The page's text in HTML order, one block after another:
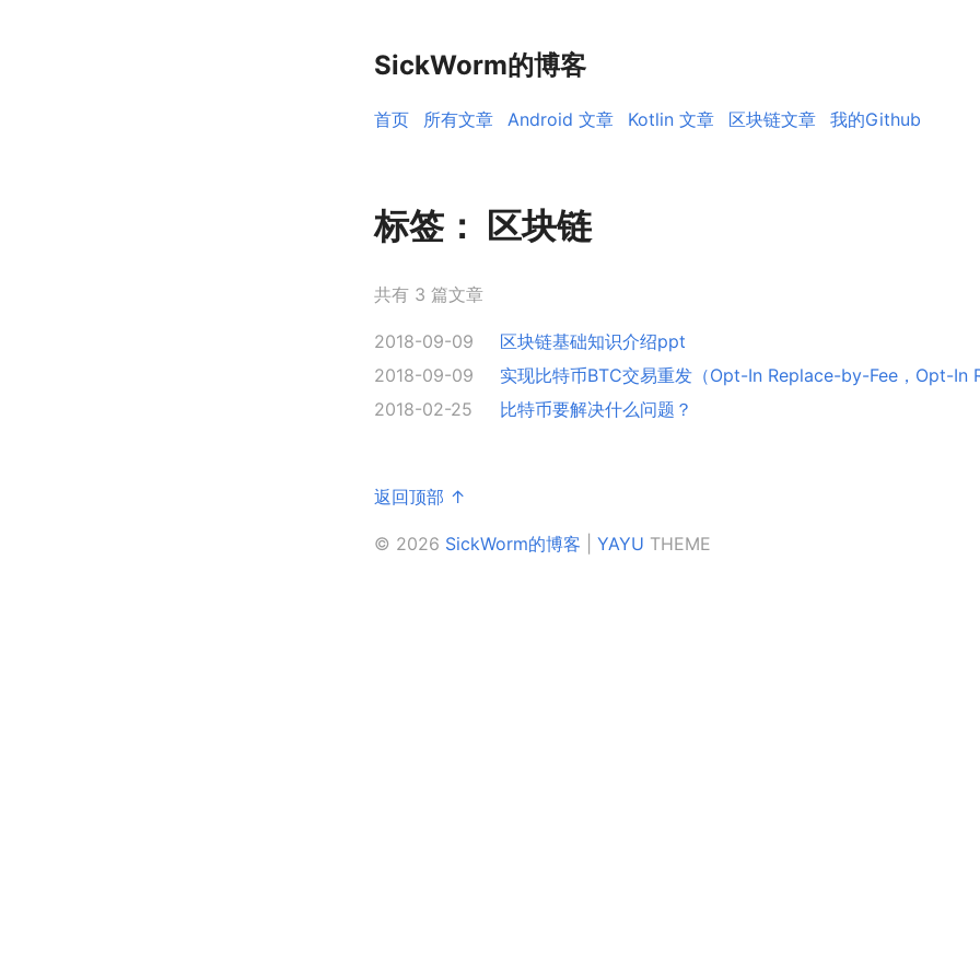
SickWorm的博客
首页 所有文章 Android 文章 Kotlin 文章 区块链文章 我的Github
标签： 区块链
共有 3 篇文章
2018-09-09
区块链基础知识介绍ppt
2018-09-09
实现比特币BTC交易重发（Opt-In Replace-by-Fee，Opt-In
2018-02-25
比特币要解决什么问题？
返回顶部 ↑
© 2026 SickWorm的博客 YAYU THEME